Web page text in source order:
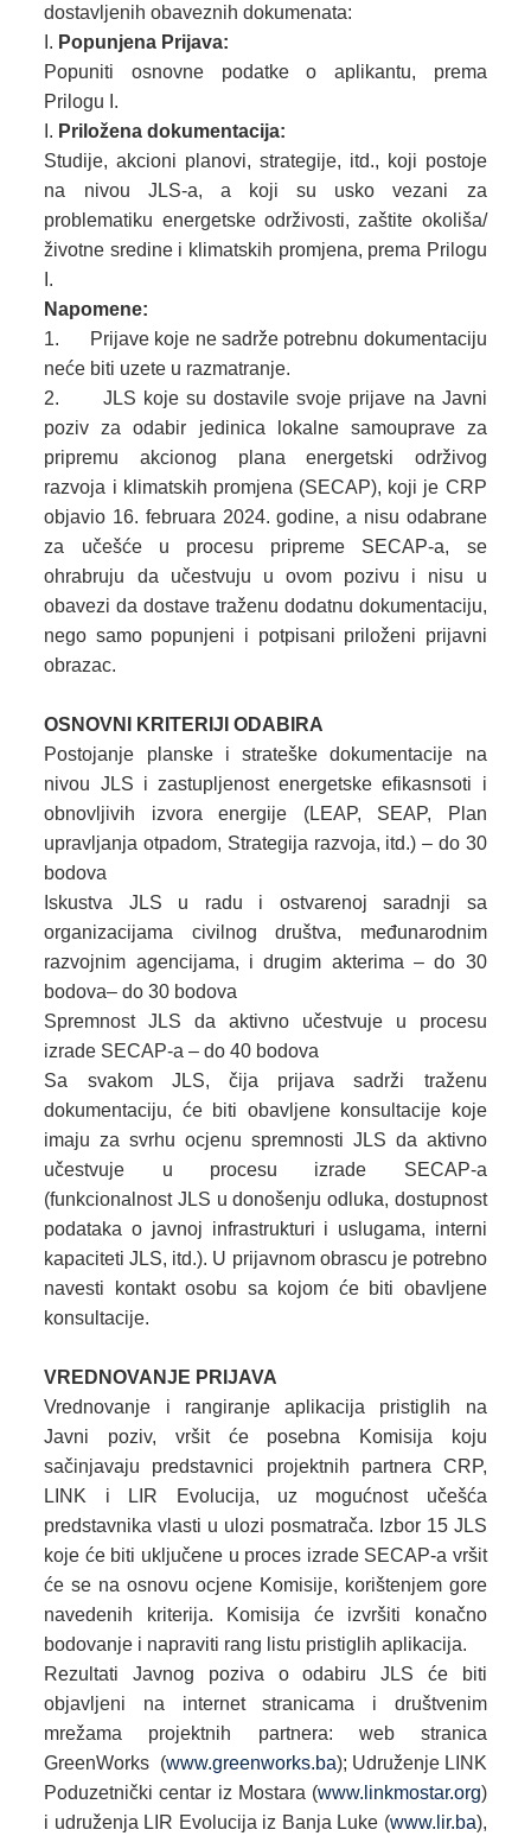
dostavljenih obaveznih dokumenata:
Popunjena Prijava:
Popuniti osnovne podatke o aplikantu, prema
Prilogu I.
Priložena dokumentacija:
Studije, akcioni planovi, strategije, itd., koji postoje
na nivou JLS-a, a koji su usko vezani za
problematiku energetske održivosti, zaštite okoliša/
životne sredine i klimatskih promjena, prema Prilogu
I.
Napomene:
1. Prijave koje ne sadrže potrebnu dokumentaciju
neće biti uzete u razmatranje.
2. JLS koje su dostavile svoje prijave na Javni
poziv za odabir jedinica lokalne samouprave za
pripremu akcionog plana energetski održivog
razvoja i klimatskih promjena (SECAP), koji je CRP
objavio 16. februara 2024. godine, a nisu odabrane
za učešće u procesu pripreme SECAP-a, se
ohrabruju da učestvuju u ovom pozivu i nisu u
obavezi da dostave traženu dodatnu dokumentaciju,
nego samo popunjeni i potpisani priloženi prijavni
obrazac.
OSNOVNI KRITERIJI ODABIRA
Postojanje planske i strateške dokumentacije na
nivou JLS i zastupljenost energetske efikasnsoti i
obnovljivih izvora energije (LEAP, SEAP, Plan
upravljanja otpadom, Strategija razvoja, itd.) – do 30
bodova
Iskustva JLS u radu i ostvarenoj saradnji sa
organizacijama civilnog društva, međunarodnim
razvojnim agencijama, i drugim akterima – do 30
bodova– do 30 bodova
Spremnost JLS da aktivno učestvuje u procesu
izrade SECAP-a – do 40 bodova
Sa svakom JLS, čija prijava sadrži traženu
dokumentaciju, će biti obavljene konsultacije koje
imaju za svrhu ocjenu spremnosti JLS da aktivno
učestvuje u procesu izrade SECAP-a
(funkcionalnost JLS u donošenju odluka, dostupnost
podataka o javnoj infrastrukturi i uslugama, interni
kapaciteti JLS, itd.). U prijavnom obrascu je potrebno
navesti kontakt osobu sa kojom će biti obavljene
konsultacije.
VREDNOVANJE PRIJAVA
Vrednovanje i rangiranje aplikacija pristiglih na
Javni poziv, vršit će posebna Komisija koju
sačinjavaju predstavnici projektnih partnera CRP,
LINK i LIR Evolucija, uz mogućnost učešća
predstavnika vlasti u ulozi posmatrača. Izbor 15 JLS
koje će biti uključene u proces izrade SECAP-a vršit
će se na osnovu ocjene Komisije, korištenjem gore
navedenih kriterija. Komisija će izvršiti konačno
bodovanje i napraviti rang listu pristiglih aplikacija.
Rezultati Javnog poziva o odabiru JLS će biti
objavljeni na internet stranicama i društvenim
mrežama projektnih partnera: web stranica
GreenWorks (www.greenworks.ba); Udruženje LINK
Poduzetnički centar iz Mostara (www.linkmostar.org)
i udruženja LIR Evolucija iz Banja Luke (www.lir.ba),